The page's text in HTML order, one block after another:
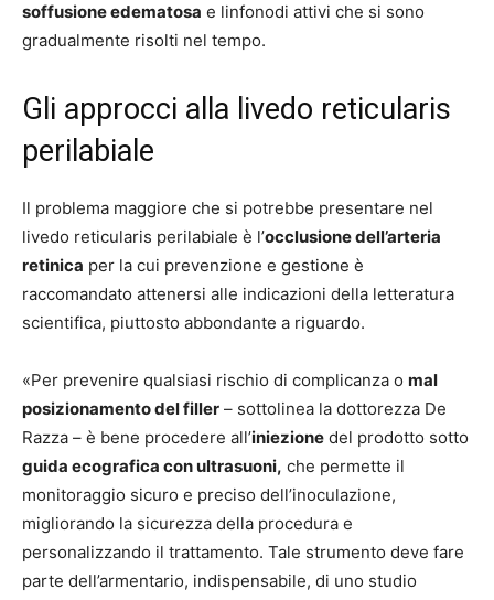
soffusione edematosa e linfonodi attivi che si sono
gradualmente risolti nel tempo.
Gli approcci alla livedo reticularis
perilabiale
Il problema maggiore che si potrebbe presentare nel
livedo reticularis perilabiale è l’occlusione dell’arteria
retinica per la cui prevenzione e gestione è
raccomandato attenersi alle indicazioni della letteratura
scientifica, piuttosto abbondante a riguardo.
«Per prevenire qualsiasi rischio di complicanza o mal
posizionamento del filler – sottolinea la dottorezza De
Razza – è bene procedere all’iniezione del prodotto sotto
guida ecografica con ultrasuoni, che permette il
monitoraggio sicuro e preciso dell’inoculazione,
migliorando la sicurezza della procedura e
personalizzando il trattamento. Tale strumento deve fare
parte dell’armentario, indispensabile, di uno studio